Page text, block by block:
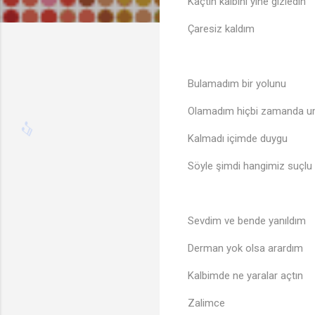
Çaresiz kaldım
Bulamadım bir yolunu
Olamadım hiçbi zamanda
Kalmadı içimde duygu
Söyle şimdi hangimiz suçlu
Sevdim ve bende yanıldım
Derman yok olsa arardım
Kalbimde ne yaralar açtın
Zalimce